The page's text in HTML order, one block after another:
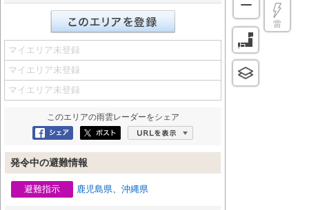
マイエリア未登録
マイエリア未登録
マイエリア未登録
このエリアの雨雲レーダーをシェア
Facebookにシェア
ポスト
発令中の避難情報
避難指示 鹿児島県、 沖縄県
雷